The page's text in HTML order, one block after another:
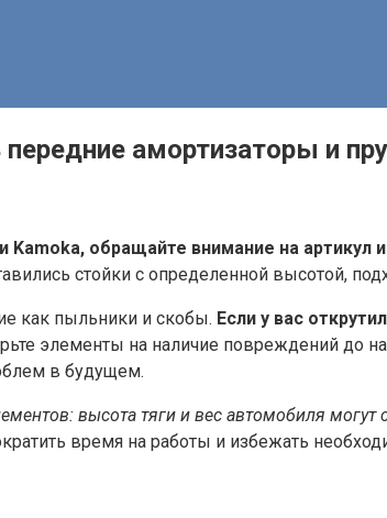
передние амортизаторы и
Kamoka, обращайте внимание на артикул
стойки с определенной высотой,
как пыльники и скобы. Если у вас
элементы на наличие повреждений до
в будущем.
высота тяги и вес автомобиля
время на работы и избежать